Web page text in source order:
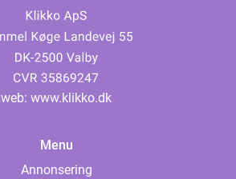
web: www.klikko.dk
Menu
Annonsering